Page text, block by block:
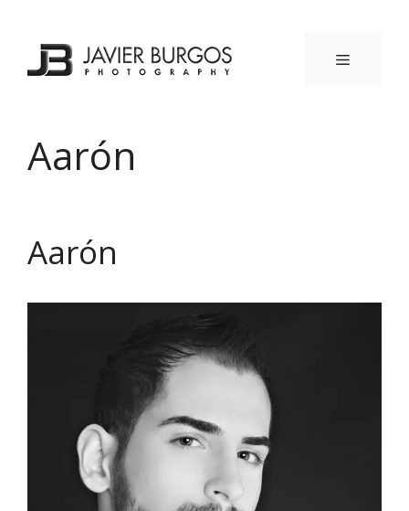
contenido
MENÚ
Aarón
Aarón